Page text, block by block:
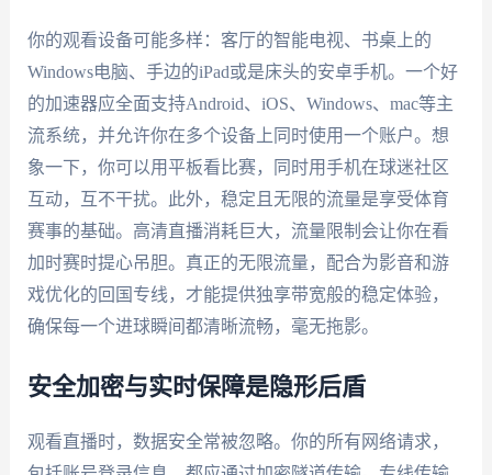
你的观看设备可能多样：客厅的智能电视、书桌上的
Windows电脑、手边的iPad或是床头的安卓手机。一个好
的加速器应全面支持Android、iOS、Windows、mac等主
流系统，并允许你在多个设备上同时使用一个账户。想
象一下，你可以用平板看比赛，同时用手机在球迷社区
互动，互不干扰。此外，稳定且无限的流量是享受体育
赛事的基础。高清直播消耗巨大，流量限制会让你在看
加时赛时提心吊胆。真正的无限流量，配合为影音和游
戏优化的回国专线，才能提供独享带宽般的稳定体验，
确保每一个进球瞬间都清晰流畅，毫无拖影。
安全加密与实时保障是隐形后盾
观看直播时，数据安全常被忽略。你的所有网络请求，